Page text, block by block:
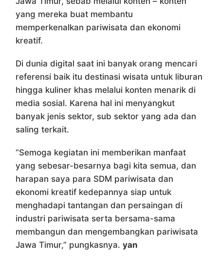
yang mereka buat membantu
memperkenalkan pariwisata dan ekonomi
kreatif.
Di dunia digital saat ini banyak orang mencari
referensi baik itu destinasi wisata untuk liburan
hingga kuliner khas melalui konten menarik di
media sosial. Karena hal ini menyangkut
banyak jenis sektor, sub sektor yang ada dan
saling terkait.
“Semoga kegiatan ini memberikan manfaat
yang sebesar-besarnya bagi kita semua, dan
harapan saya para SDM pariwisata dan
ekonomi kreatif kedepannya siap untuk
menghadapi tantangan dan persaingan di
industri pariwisata serta bersama-sama
membangun dan mengembangkan pariwisata
Jawa Timur,” pungkasnya. yan